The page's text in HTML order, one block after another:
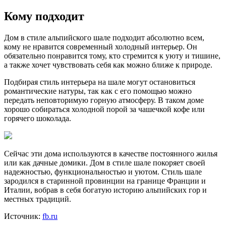
Кому подходит
Дом в стиле альпийского шале подходит абсолютно всем,
кому не нравится современный холодный интерьер. Он
обязательно понравится тому, кто стремится к уюту и тишине,
а также хочет чувствовать себя как можно ближе к природе.
Подбирая стиль интерьера на шале могут остановиться
романтические натуры, так как с его помощью можно
передать неповторимую горную атмосферу. В таком доме
хорошо собираться холодной порой за чашечкой кофе или
горячего шоколада.
Сейчас эти дома используются в качестве постоянного жилья
или как дачные домики. Дом в стиле шале покоряет своей
надежностью, функциональностью и уютом. Стиль шале
зародился в старинной провинции на границе Франции и
Италии, вобрав в себя богатую историю альпийских гор и
местных традиций.
Источник: fb.ru